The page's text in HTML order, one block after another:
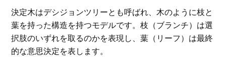
決定木はデシジョンツリーとも呼ばれ、木のように枝と
葉を持った構造を持つモデルです。枝（ブランチ）は選
択肢のいずれを取るのかを表現し、葉（リーフ）は最終
的な意思決定を表します。